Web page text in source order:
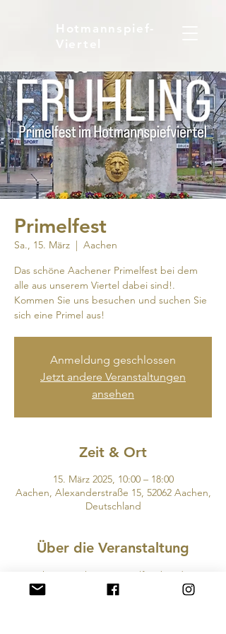
Hotmannspief-
Primelfest
Sa., 15. März
  |
Aachen
Das schöne Aachener Primelfest bei dem
alle aus unserem Viertel dabei sind!.
Kommen Sie uns besuchen und suchen Sie
sich eine Primel aus!
Anmeldung geschlossen
Jetzt andere Veranstaltungen
ansehen
Zeit & Ort
15. März 2025, 10:00 – 18:00
Aachen, Alexanderstraße 15, 52062 Aachen,
Deutschland
Über die Veranstaltung
Das schöne Aachener Primelfest bei dem
alle aus unserem Viertel dabei sind!.